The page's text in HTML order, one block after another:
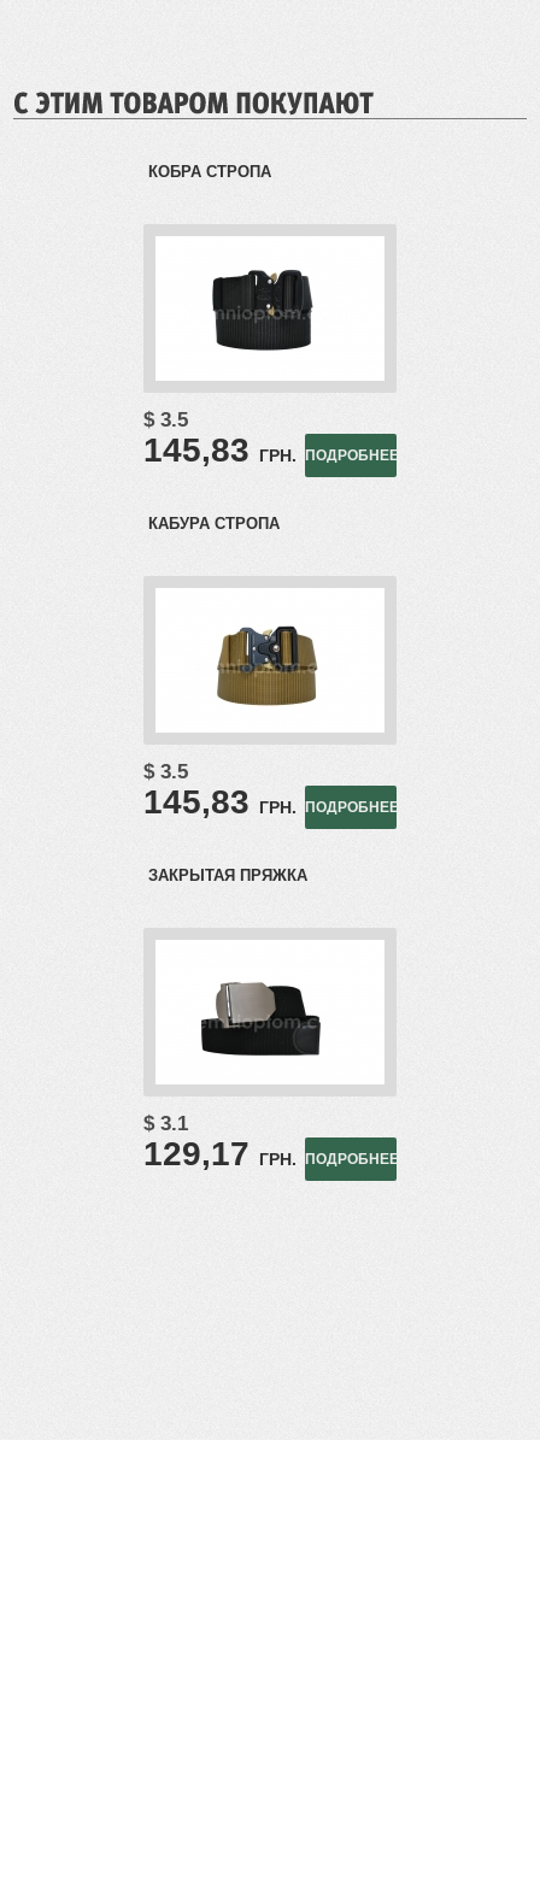
КОБРА СТРОПА
$ 3.5
145,83 ГРН. ПОДРОБНЕЕ
КАБУРА СТРОПА
$ 3.5
145,83 ГРН. ПОДРОБНЕЕ
ЗАКРЫТАЯ ПРЯЖКА
$ 3.1
129,17 ГРН. ПОДРОБНЕЕ